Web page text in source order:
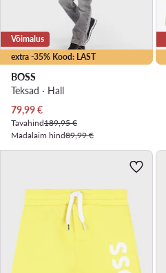
extra -35% Kood: LAST
Võimalus
BOSS
Teksad · Hall
Praegune hind
79,99€
Tavahind189,95 €
Madalaim hind89,99 €